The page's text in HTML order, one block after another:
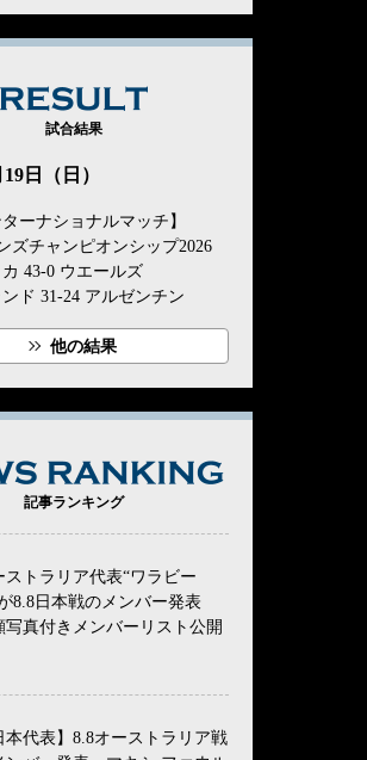
試合結果
日（日）
ターナショナルマッチ】
ズチャンピオンシップ2026
カ 43-0 ウエールズ
ンド 31-24 アルゼンチン
他の結果
記事ランキング
ストラリア代表“ワラビー
8.8日本戦のメンバー発表
写真付きメンバーリスト公開
本代表】8.8オーストラリア戦